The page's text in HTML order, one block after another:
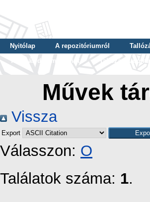
Nyitólap A repozitóriumról
Tallózás dátum szerint
Tallózás
Művek
Vissza
Export
Válasszon: O
Találatok száma: 1.